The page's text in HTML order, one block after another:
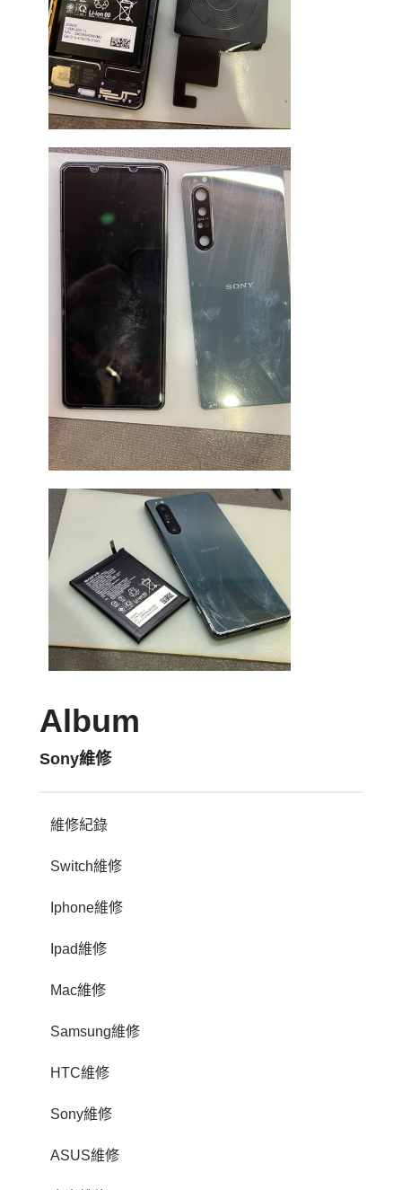
Album
Sony維修
維修紀錄
Switch維修
Iphone維修
Ipad維修
Mac維修
Samsung維修
HTC維修
Sony維修
ASUS維修